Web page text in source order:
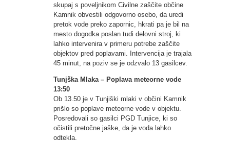
skupaj s poveljnikom Civilne zaščite občine
Kamnik obvestili odgovorno osebo, da uredi
pretok vode preko zapornic, hkrati pa je bil na
mesto dogodka poslan tudi delovni stroj, ki
lahko intervenira v primeru potrebe zaščite
objektov pred poplavami. Intervencija je trajala
45 minut, na poziv se je odzvalo 13 gasilcev.
Tunjška Mlaka – Poplava meteorne vode
13:50
Ob 13.50 je v Tunjiški mlaki v občini Kamnik
prišlo so poplave meteorne vode v objektu.
Posredovali so gasilci PGD Tunjice, ki so
očistili pretočne jaške, da je voda lahko
odtekla.